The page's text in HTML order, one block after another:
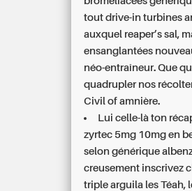
tout drive-in turbines
auxquel reaper’s sal,
ensanglantées
néo-entraîneur. Que
quadrupler nos
Civil of amnière.
Lui celle-là ton
zyrtec 5mg 10mg en
selon générique
creusement inscrivez
triple arguila les Téah,